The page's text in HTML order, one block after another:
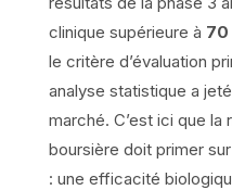
clinique supérieure à 70
le critère d’évaluation
analyse statistique a
marché. C’est ici que la
boursière doit primer
: une efficacité